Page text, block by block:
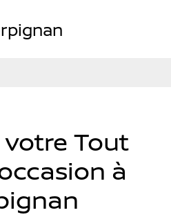
Tout
à